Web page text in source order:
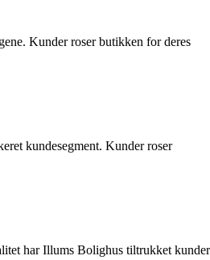
Kunder roser butikken for deres
kundesegment. Kunder roser
har Illums Bolighus tiltrukket kunder